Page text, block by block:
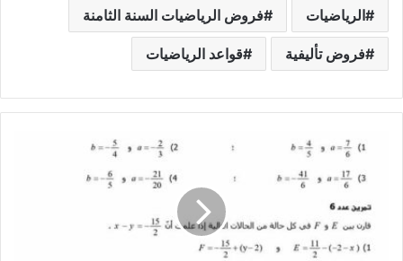
الرياضيات فروض الرياضيات السنة الثامنة
فروض تأليفية قواعد الرياضيات
والطرح
الثامنة
أساسي